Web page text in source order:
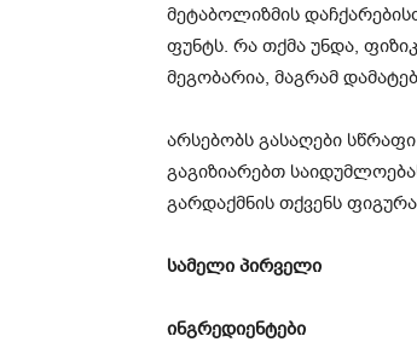
მეტაბოლიზმის
ფუნტს. რა თქმა უნდა,
მეგობარია, მაგრამ
არსებობს გასაღები
გაგიზიარებთ
გარდაქმნის თქვენს
სამელი პირველი
ინგრედიენტები